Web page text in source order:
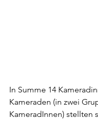
In Summe 14
Kameraden (in zwei
KameradInnen) stellten